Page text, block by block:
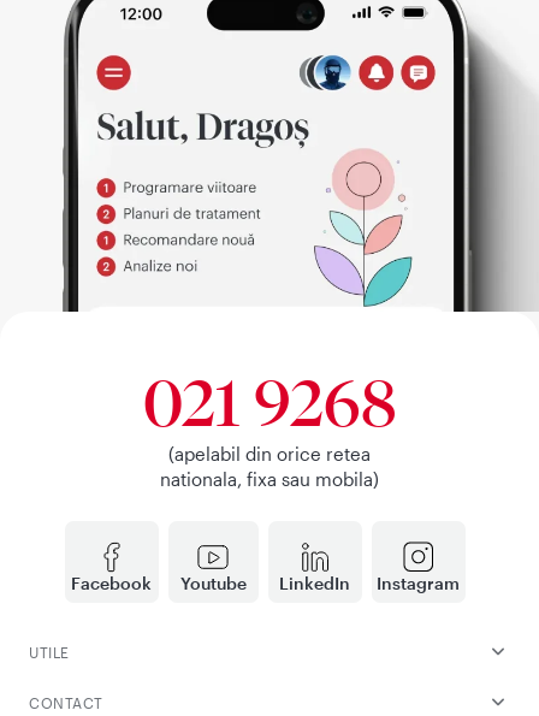
Facebook Youtube LinkedIn Instagram
021 9268
(apelabil din orice retea
nationala, fixa sau mobila)
UTILE
CONTACT